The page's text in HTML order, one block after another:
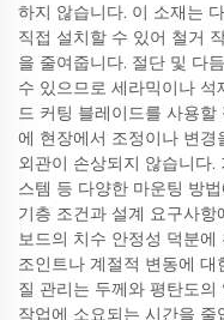
하지 않습니다. 이 소재는
직접 설치할 수 있어 철거
을 줄여줍니다. 절단 및 다
수 있으므로 세라믹이나
드 커팅 블레이드를 사용
에 현장에서 조정이나 변
외관이 손상되지 않습니다.
스템 등 다양한 마운팅 방
기층 조건과 설계 요구사
보드의 치수 안정성 덕분
조인트나 계절적 변동에
질 관리는 두께와 평탄도
작업에 소요되는 시간을